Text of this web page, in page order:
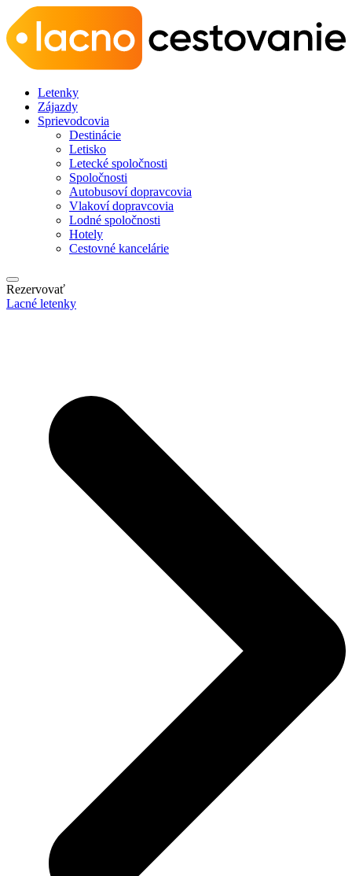
Letenky
Zájazdy
Sprievodcovia
Destinácie
Letisko
Letecké spoločnosti
Spoločnosti
Autobusoví dopravcovia
Vlakoví dopravcovia
Lodné spoločnosti
Hotely
Cestovné kancelárie
Rezervovať
Lacné letenky